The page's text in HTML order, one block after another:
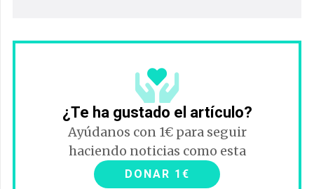
¿Te ha gustado el artículo?
Ayúdanos con 1€ para seguir
haciendo noticias como esta
DONAR 1€